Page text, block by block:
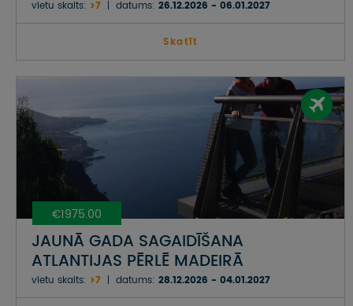
vietu skaits: >7 datums: 26.12.2026 - 06.01.2027
Skatīt
€1975.00
JAUNĀ GADA SAGAIDĪŠANA
ATLANTIJAS PĒRLĒ MADEIRĀ
vietu skaits: >7 datums: 28.12.2026 - 04.01.2027